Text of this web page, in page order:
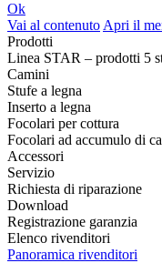
Ok
Vai al contenuto Apri il
Prodotti
Linea STAR – prodotti 5
Camini
Stufe a legna
Inserto a legna
Focolari per cottura
Focolari ad accumulo di
Accessori
Servizio
Richiesta di riparazione
Download
Registrazione garanzia
Elenco rivenditori
Panoramica rivenditori